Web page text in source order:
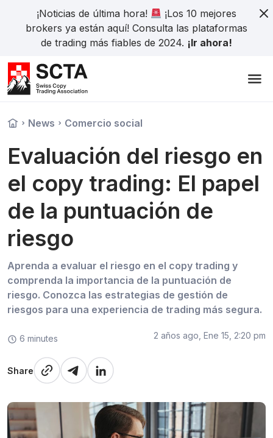
¡Noticias de última hora!
¡Los 10 mejores
brokers ya están aquí! Consulta las plataformas
de trading más fiables de 2024. ¡Ir ahora!
News Comercio social
Evaluación del riesgo en
el copy trading: El papel
de la puntuación de
riesgo
Aprenda a evaluar el riesgo en el copy trading y
comprenda la importancia de la puntuación de
riesgo. Conozca las estrategias de gestión de
riesgos para una experiencia de trading más segura.
6 minutes 2 años ago, Ene 15, 2:20 pm
Share